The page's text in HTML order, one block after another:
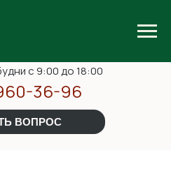
ВОПРОС
с 9:00 до 18:00
36-96